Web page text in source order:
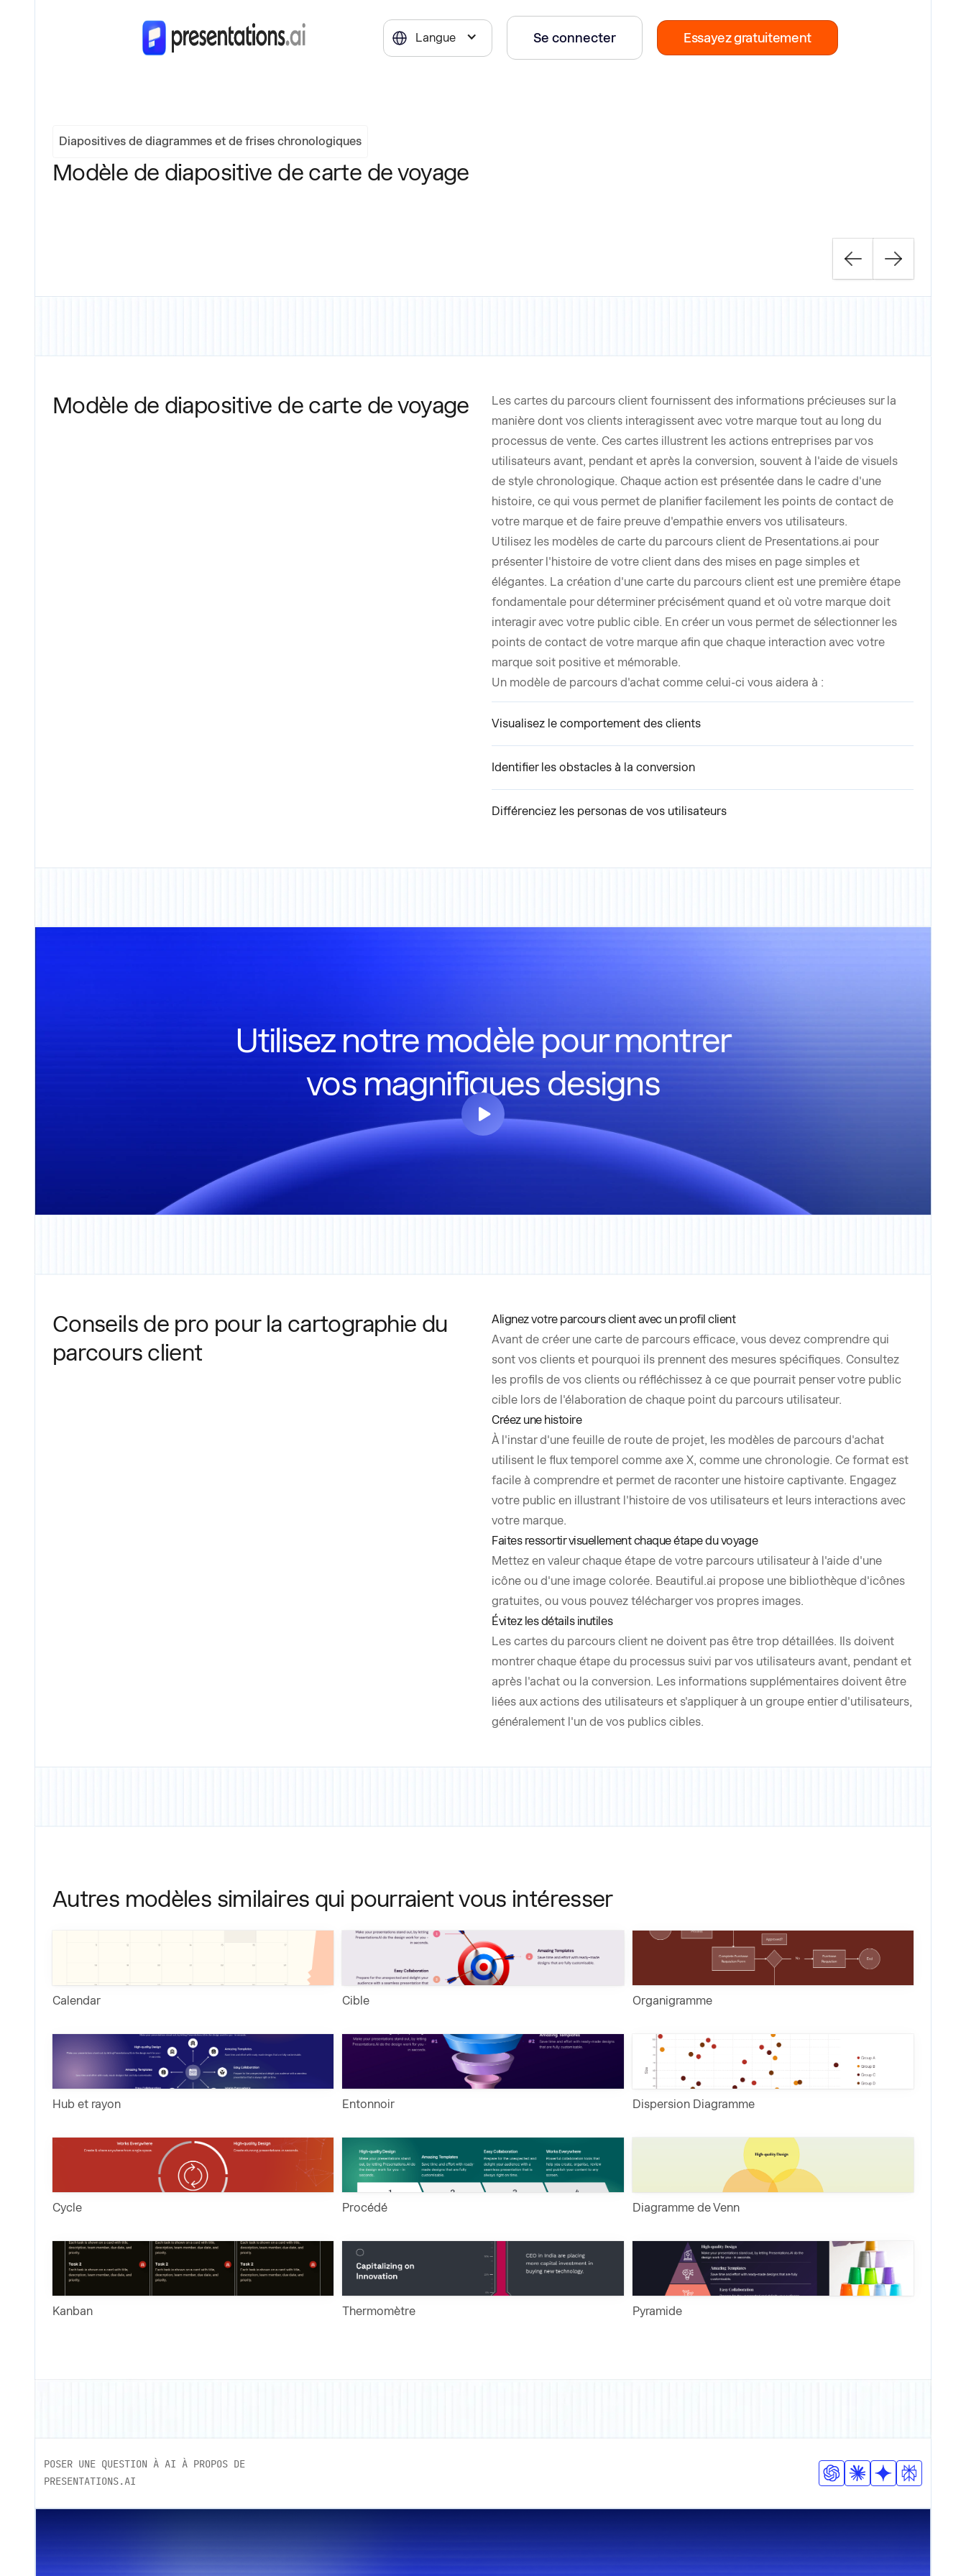
Langue Se connecter Essayez gratuitement
Diapositives de diagrammes et de frises chronologiques
Modèle de diapositive de carte de voyage
Modèle de diapositive de carte de voyage
Les cartes du parcours client fournissent des informations précieuses sur la
manière dont vos clients interagissent avec votre marque tout au long du
processus de vente. Ces cartes illustrent les actions entreprises par vos
utilisateurs avant, pendant et après la conversion, souvent à l'aide de visuels
de style chronologique. Chaque action est présentée dans le cadre d'une
histoire, ce qui vous permet de planifier facilement les points de contact de
votre marque et de faire preuve d'empathie envers vos utilisateurs.
Utilisez les modèles de carte du parcours client de Presentations.ai pour
présenter l'histoire de votre client dans des mises en page simples et
élégantes. La création d'une carte du parcours client est une première étape
fondamentale pour déterminer précisément quand et où votre marque doit
interagir avec votre public cible. En créer un vous permet de sélectionner les
points de contact de votre marque afin que chaque interaction avec votre
marque soit positive et mémorable.
Un modèle de parcours d'achat comme celui-ci vous aidera à :
Visualisez le comportement des clients
Identifier les obstacles à la conversion
Différenciez les personas de vos utilisateurs
Utilisez notre modèle pour montrer
vos magnifiques designs
Conseils de pro pour la cartographie du
parcours client
Alignez votre parcours client avec un profil client
Avant de créer une carte de parcours efficace, vous devez comprendre qui
sont vos clients et pourquoi ils prennent des mesures spécifiques. Consultez
les profils de vos clients ou réfléchissez à ce que pourrait penser votre public
cible lors de l'élaboration de chaque point du parcours utilisateur.
Créez une histoire
À l'instar d'une feuille de route de projet, les modèles de parcours d'achat
utilisent le flux temporel comme axe X, comme une chronologie. Ce format est
facile à comprendre et permet de raconter une histoire captivante. Engagez
votre public en illustrant l'histoire de vos utilisateurs et leurs interactions avec
votre marque.
Faites ressortir visuellement chaque étape du voyage
Mettez en valeur chaque étape de votre parcours utilisateur à l'aide d'une
icône ou d'une image colorée. Beautiful.ai propose une bibliothèque d'icônes
gratuites, ou vous pouvez télécharger vos propres images.
Évitez les détails inutiles
Les cartes du parcours client ne doivent pas être trop détaillées. Ils doivent
montrer chaque étape du processus suivi par vos utilisateurs avant, pendant et
après l'achat ou la conversion. Les informations supplémentaires doivent être
liées aux actions des utilisateurs et s'appliquer à un groupe entier d'utilisateurs,
généralement l'un de vos publics cibles.
Autres modèles similaires qui pourraient vous intéresser
Calendar Cible Organigramme
Hub et rayon Entonnoir Dispersion Diagramme
Cycle Procédé Diagramme de Venn
Kanban Thermomètre Pyramide
POSER UNE QUESTION À AI À PROPOS DE
PRESENTATIONS.AI